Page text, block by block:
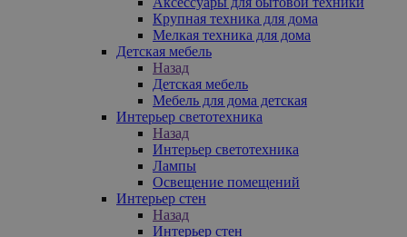
Крупная техника для дома
Мелкая техника для дома
Детская мебель
Назад
Детская мебель
Мебель для дома детская
Интерьер светотехника
Назад
Интерьер светотехника
Лампы
Освещение помещений
Интерьер стен
Назад
Интерьер стен